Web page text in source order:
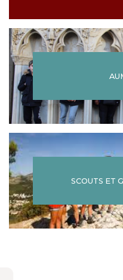
SCOUTS ET